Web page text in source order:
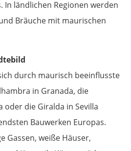
In ländlichen Regionen werden
Bräuche mit maurischen
durch maurisch beeinflusste
in Granada, die
oder die Giralda in Sevilla
Bauwerken Europas.
Gassen, weiße Häuser,